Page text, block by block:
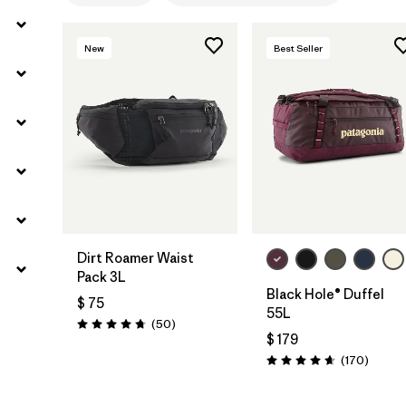
New
Dirt Roamer Waist
Pack 3L
$ 75
Valoración: 4.7 / 5
(50Comentarios
)
Best Seller
Black Hole® Duffel
55L
$ 179
Valoración: 4.6 / 5
(170)